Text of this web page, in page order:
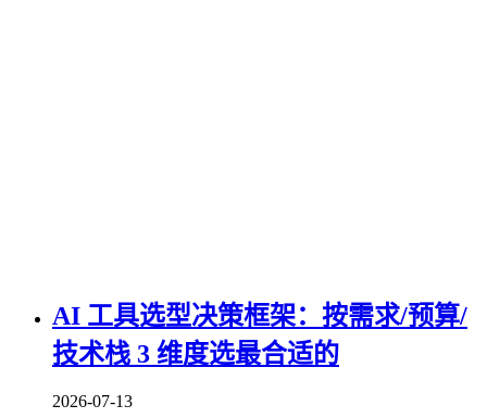
AI 工具选型决策框架：按需求/预算/
技术栈 3 维度选最合适的
2026-07-13